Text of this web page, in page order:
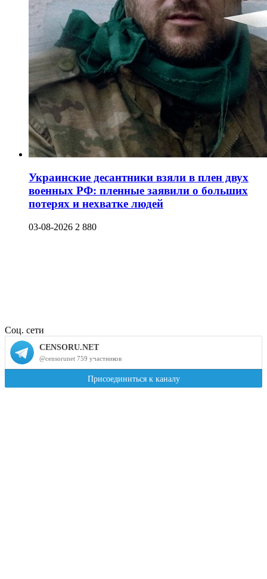
Украинские десантники взяли в плен двух
военных РФ: пленные заявили о больших
потерях и нехватке людей
03-08-2026 2 880
Соц. сети